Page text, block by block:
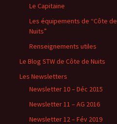
Le Capitaine
Les équipements de “Côte de
Nuits”
Renseignements utiles
Le Blog STW de Côte de Nuits
Les Newsletters
Newsletter 10 – Déc 2015
Newsletter 11 – AG 2016
Newsletter 12 – Fév 2019